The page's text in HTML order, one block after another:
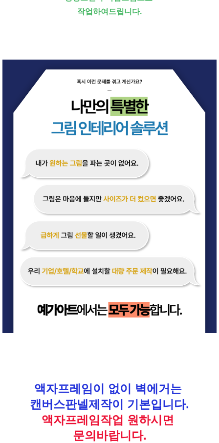
작업하여드립니다.
액자프레임이 없이 벽에거는
캔버스판넬제작이 기본입니다.
액자프레임작업 원하시면
문의바랍니다.